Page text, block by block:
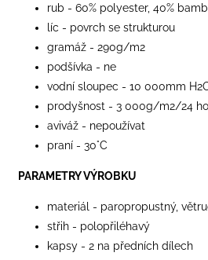
rub - 60% polyester, 40%
líc - povrch se strukturou
gramáž - 290g/m2
podšívka - ne
vodní sloupec - 10 000mm
prodyšnost - 3 000g/m2/24
aviváž - nepoužívat
praní - 30°C
PARAMETRY VÝROBKU
materiál - paropropustný,
střih - polopřiléhavý
kapsy - 2 na předních dílech